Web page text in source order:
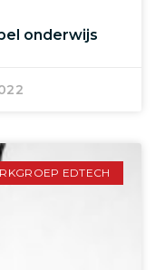
onderwijs
EDTECH